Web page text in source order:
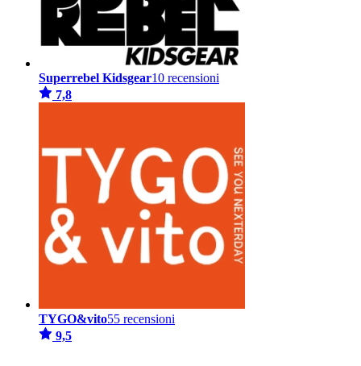
Superrebel Kidsgear10 recensioni
7,8
TYGO&vito55 recensioni
9,5